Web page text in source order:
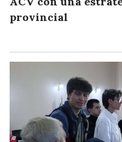
provincial